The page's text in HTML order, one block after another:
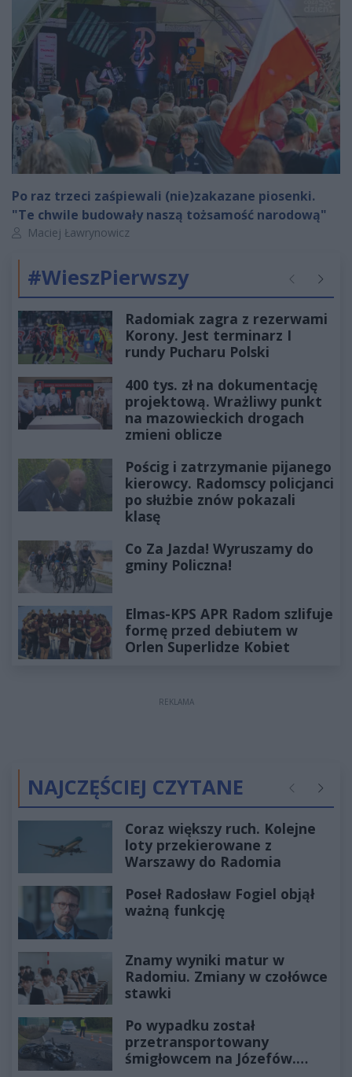
Po raz trzeci zaśpiewali (nie)zakazane piosenki.
"Te chwile budowały naszą tożsamość narodową"
Autor artykułu:
Maciej Ławrynowicz
#WieszPierwszy Poprzednie
Radomiak zagra z rezerwami
Korony. Jest terminarz I
rundy Pucharu Polski
400 tys. zł na dokumentację
projektową. Wrażliwy punkt
na mazowieckich drogach
zmieni oblicze
Pościg i zatrzymanie pijanego
kierowcy. Radomscy policjanci
po służbie znów pokazali
klasę
Co Za Jazda! Wyruszamy do
gminy Policzna!
Elmas-KPS APR Radom szlifuje
formę przed debiutem w
Orlen Superlidze Kobiet
REKLAMA
NAJCZĘŚCIEJ CZYTANE Poprzednie
Coraz większy ruch. Kolejne
loty przekierowane z
Warszawy do Radomia
Poseł Radosław Fogiel objął
ważną funkcję
Znamy wyniki matur w
Radomiu. Zmiany w czołówce
stawki
Po wypadku został
przetransportowany
śmigłowcem na Józefów.